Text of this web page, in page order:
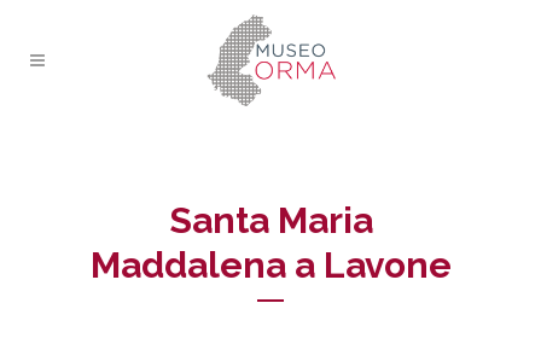
Santa Maria
Maddalena a Lavone